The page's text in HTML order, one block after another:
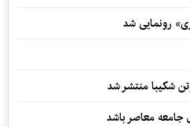
رونمایی شد
شکیبا منتشر شد
جامعه معاصر باشد